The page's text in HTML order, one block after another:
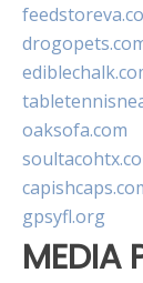
oaksofa.com
gpsyfl.org
MEDIA